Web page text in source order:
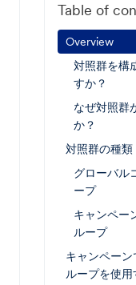
Table of
Overview
対照群を構
すか？
なぜ対照群
か？
対照群の種類
グローバル
ープ
キャンペー
ループ
キャンペー
ループを使用